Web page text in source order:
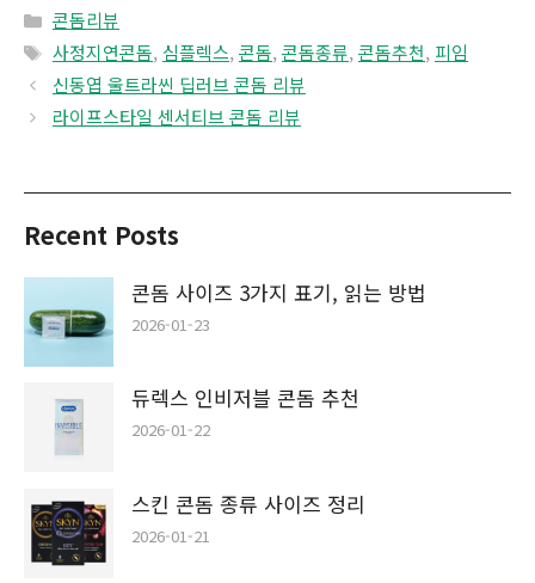
Categories
콘돔리뷰
Tags
사정지연콘돔, 심플렉스, 콘돔, 콘돔종류, 콘돔추천, 피임
신동엽 울트라씬 딥러브 콘돔 리뷰
라이프스타일 센서티브 콘돔 리뷰
Recent Posts
콘돔 사이즈 3가지 표기, 읽는 방법
2026-01-23
듀렉스 인비저블 콘돔 추천
2026-01-22
스킨 콘돔 종류 사이즈 정리
2026-01-21